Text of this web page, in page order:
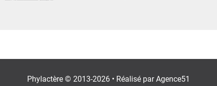
Phylactère © 2013-2026 • Réalisé parAgence51